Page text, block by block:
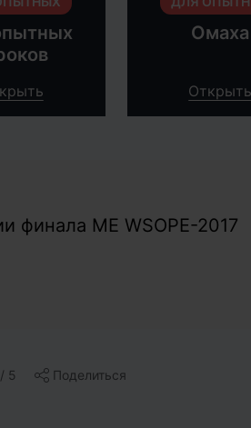
Омаха
Открыть
финала ME WSOPE-2017
5 Поделиться